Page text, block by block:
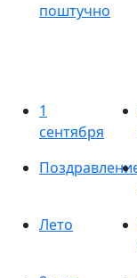
поштучно
1
сентября
Лето